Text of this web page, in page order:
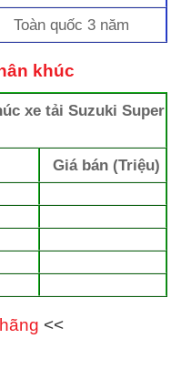
Toàn quốc 3 năm
khúc
xe tải Suzuki Super
Giá bán (Triệu)
<<